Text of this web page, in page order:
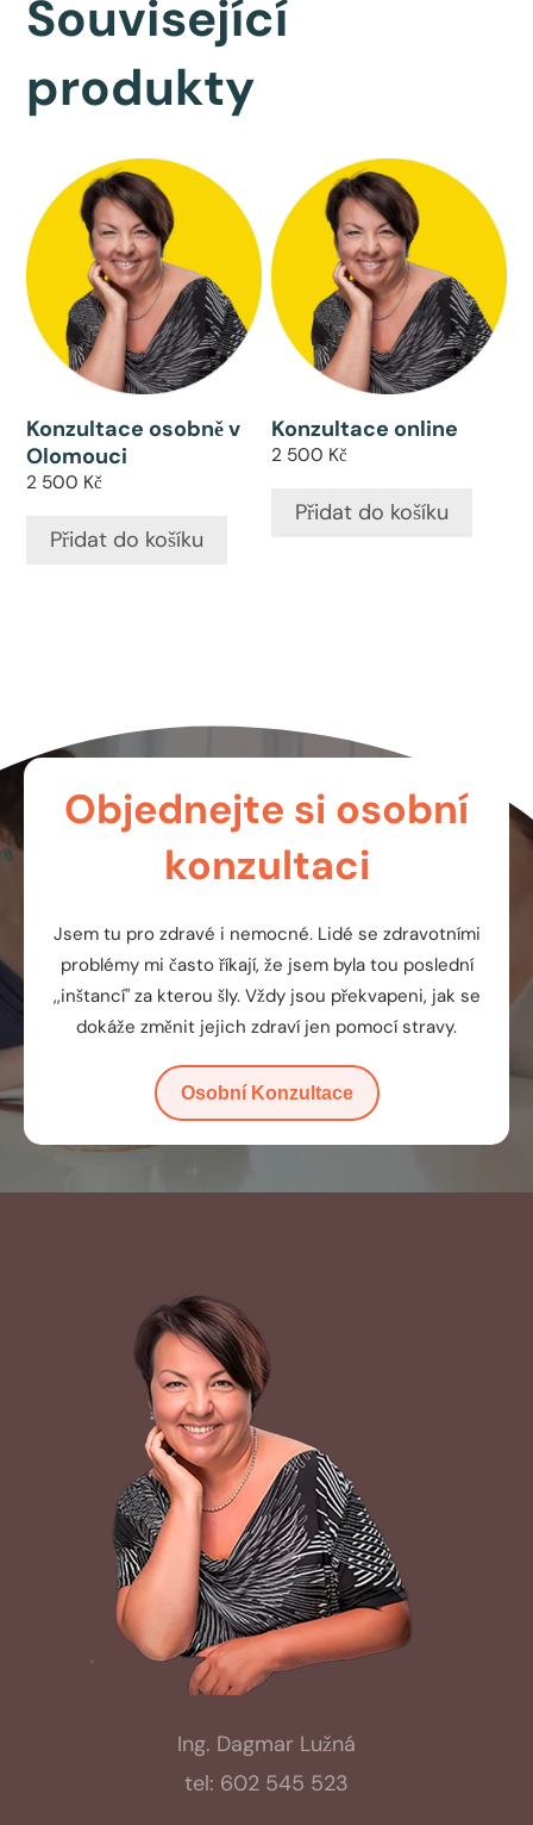
Související
produkty
Konzultace osobně v
Olomouci
2 500 Kč
Přidat do košíku
Konzultace online
2 500 Kč
Přidat do košíku
Objednejte si osobní
konzultaci
Jsem tu pro zdravé i nemocné. Lidé se zdravotními
problémy mi často říkají, že jsem byla tou poslední
,,inštancí" za kterou šly. Vždy jsou překvapeni, jak se
dokáže změnit jejich zdraví jen pomocí stravy.
Osobní Konzultace
Ing. Dagmar Lužná
tel: 602 545 523